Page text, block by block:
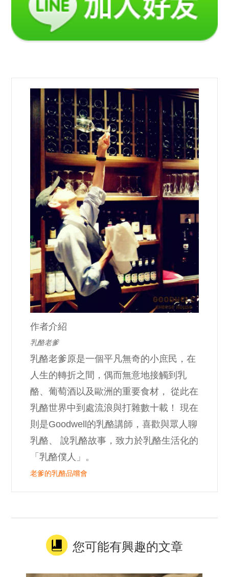
作者介紹
乳酪老爹
乳酪老爹原是一個平凡無奇的小庶民，在
人生的轉折之間，偶而無意地接觸到乳
酪、葡萄酒以及歐洲的重要食材， 從此在
乳酪世界中到處流浪與打雜數十載！ 現在
則是Goodwell的乳酪講師，喜歡與眾人聊
乳酪、 說乳酪故事，致力於乳酪生活化的
「乳酪僕人」。
老爹的乳酪品嚐會
您可能有興趣的文章